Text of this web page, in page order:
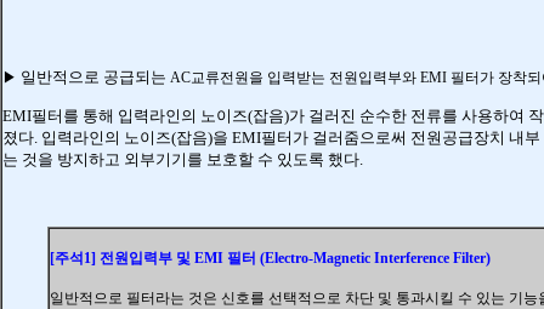
▶ 일반적으로 공급되는 AC교류전원을 입력받는 전원입력부와 EMI 필터가 장착
EMI필터를 통해 입력라인의 노이즈(잡음)가 걸러진 순수한 전류를 사용하여
졌다. 입력라인의 노이즈(잡음)을 EMI필터가 걸러줌으로써 전원공급장치 내
는 것을 방지하고 외부기기를 보호할 수 있도록 했다.
[주석1] 전원입력부 및 EMI 필터 (Electro-Magnetic Interference Filter)
일반적으로 필터라는 것은 신호를 선택적으로 차단 및 통과시킬 수 있는 기능